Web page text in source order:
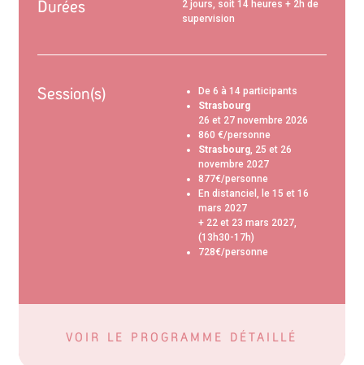
Durées
2 jours, soit 14 heures + 2h de
supervision
Session(s)
De 6 à 14 participants
Strasbourg
26 et 27 novembre 2026
860 €/personne
Strasbourg, 25 et 26
novembre 2027
877€/personne
En distanciel, le 15 et 16
mars 2027
+ 22 et 23 mars 2027,
(13h30-17h)
728€/personne
VOIR LE PROGRAMME DÉTAILLÉ